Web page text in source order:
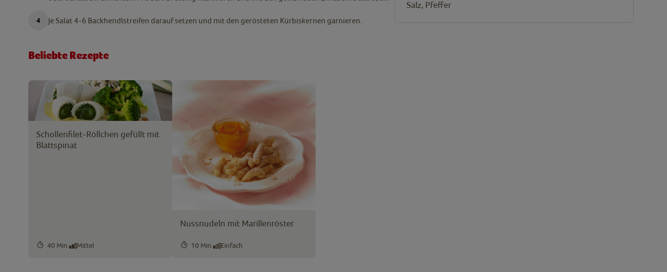
Je Salat 4-6 Backhendlstreifen darauf setzen und mit den gerösteten Kürbiskernen garnieren.
Salz, Pfeffer
Beliebte Rezepte
Schollenfilet-Röllchen gefüllt mit
Blattspinat
40 Min. Mittel
Nussnudeln mit Marillenröster
10 Min. Einfach